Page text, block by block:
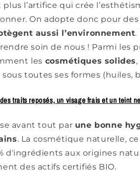
plus l’artifice qui crée
On adopte donc pour
aussi l’environnement.
soin de nous ! Parmi les
les cosmétiques solides
sous toutes ses formes (huiles,
traits reposés, un visage frais et un teint
avant tout par une bonne
. La cosmétique naturelle,
d'ingrédients aux origines
des actifs certifiés BIO.